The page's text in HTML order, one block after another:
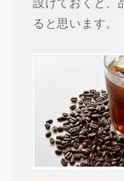
ると思います。